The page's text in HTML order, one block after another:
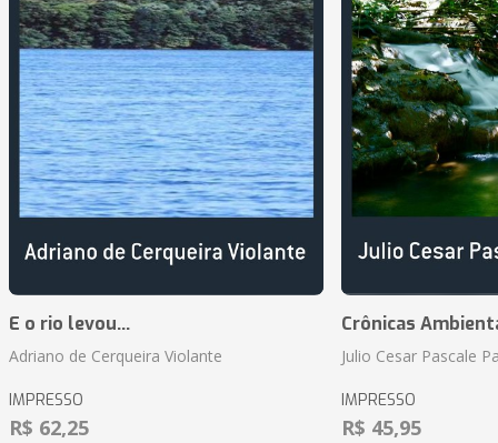
E o rio levou...
Adriano de Cerqueira Violante
IMPRESSO
R$ 62,25
Crônicas
Julio Cesar Pascale
IMPRESSO
R$ 45,95